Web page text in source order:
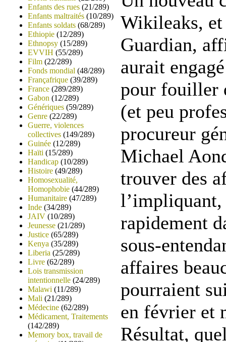
Enfants des rues (21/289)
Enfants maltraités (10/289)
Enfants soldats (68/289)
Ethiopie (12/289)
Ethnopsy (15/289)
EVVIH (55/289)
Film (22/289)
Fonds mondial (48/289)
Françafrique (39/289)
France (289/289)
Gabon (12/289)
Génériques (59/289)
Genre (22/289)
Guerre, violences
collectives (149/289)
Guinée (12/289)
Haïti (15/289)
Handicap (10/289)
Histoire (49/289)
Homosexualité,
Homophobie (44/289)
Humanitaire (47/289)
Inde (34/289)
JAIV (10/289)
Jeunesse (21/289)
Justice (65/289)
Kenya (35/289)
Liberia (25/289)
Livre (62/289)
Lois transmission
intentionnelle (24/289)
Malawi (11/289)
Mali (21/289)
Médecine (62/289)
Médicament, Traitements
(142/289)
Memory box, travail de
Wikileaks,
Guardian,
aurait
pour fouiller
(et peu
procureur
Michael
trouver des
rapidement
sous-
affaires
pourraient
en février et
Résultat,